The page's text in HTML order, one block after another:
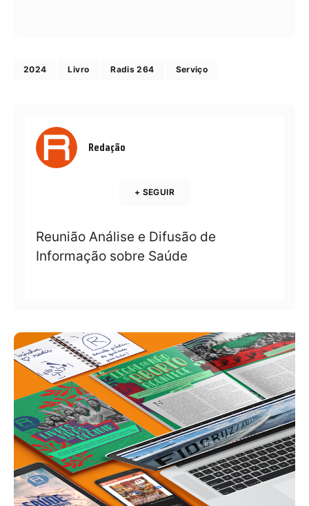
2024 Livro Radis 264 Serviço
Redação
+ SEGUIR
Reunião Análise e Difusão de
Informação sobre Saúde